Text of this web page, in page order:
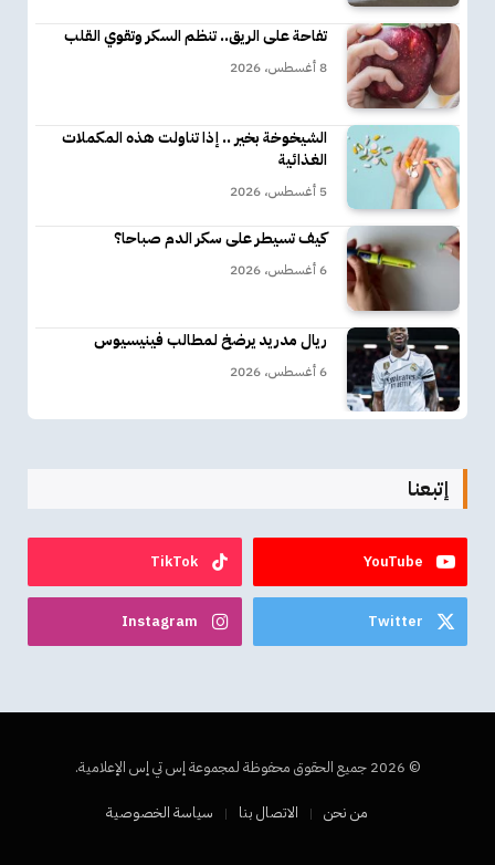
تفاحة على الريق.. تنظم السكر وتقوي القلب
8 أغسطس، 2026
الشيخوخة بخير .. إذا تناولت هذه المكملات
الغذائية
5 أغسطس، 2026
كيف تسيطر على سكر الدم صباحا؟
6 أغسطس، 2026
ريال مدريد يرضخ لمطالب فينيسيوس
6 أغسطس، 2026
إتبعنا
YouTube
TikTok
Twitter
Instagram
© 2026 جميع الحقوق محفوظة لمجموعة إس تي إس الإعلامية.
من نحن الاتصال بنا سياسة الخصوصية